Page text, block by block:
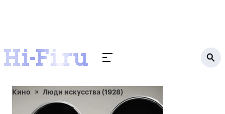
Кино Люди искусства (1928)